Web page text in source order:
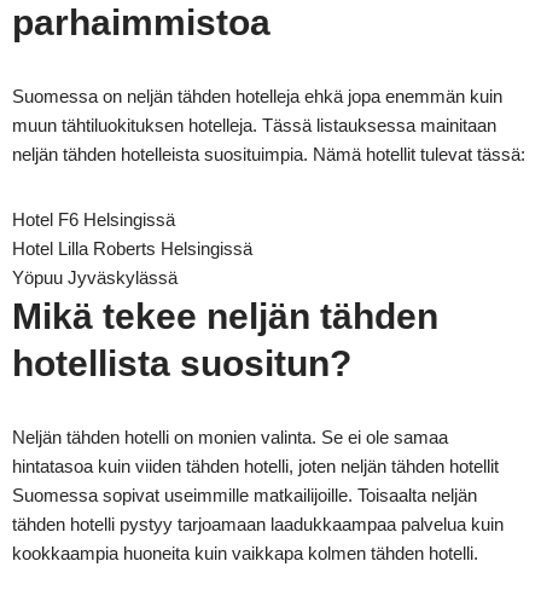
parhaimmistoa
Suomessa on neljän tähden hotelleja ehkä jopa enemmän kuin
muun tähtiluokituksen hotelleja. Tässä listauksessa mainitaan
neljän tähden hotelleista suosituimpia. Nämä hotellit tulevat tässä:
Hotel F6 Helsingissä
Hotel Lilla Roberts Helsingissä
Yöpuu Jyväskylässä
Mikä tekee neljän tähden
hotellista suositun?
Neljän tähden hotelli on monien valinta. Se ei ole samaa
hintatasoa kuin viiden tähden hotelli, joten neljän tähden hotellit
Suomessa sopivat useimmille matkailijoille. Toisaalta neljän
tähden hotelli pystyy tarjoamaan laadukkaampaa palvelua kuin
kookkaampia huoneita kuin vaikkapa kolmen tähden hotelli.